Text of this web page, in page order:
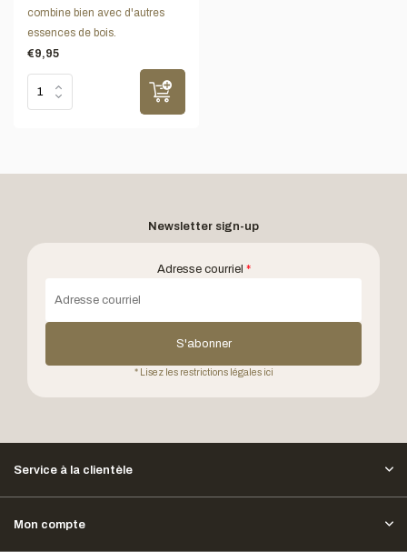
combine bien avec d'autres
essences de bois.
€9,95
Newsletter sign-up
Adresse courriel *
S'abonner
* Lisez les restrictions légales ici
Service à la clientèle
Mon compte